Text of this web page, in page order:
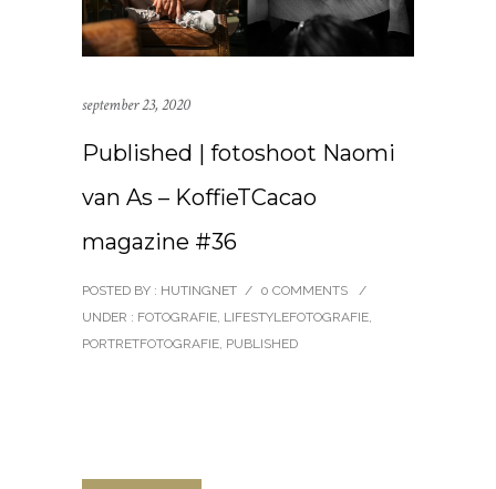
september 23, 2020
Published | fotoshoot Naomi
van As – KoffieTCacao
magazine #36
POSTED BY : HUTINGNET / 0 COMMENTS
/
UNDER : FOTOGRAFIE, LIFESTYLEFOTOGRAFIE,
PORTRETFOTOGRAFIE, PUBLISHED